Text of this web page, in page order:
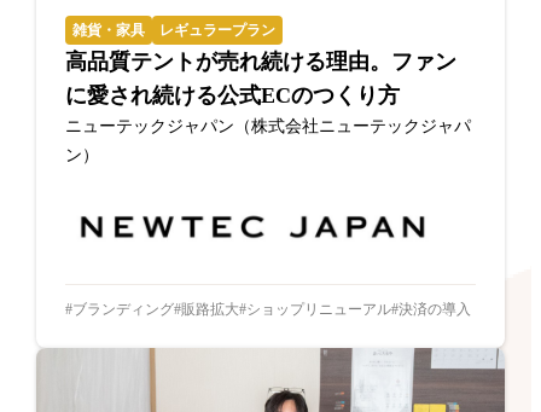
雑貨・家具 レギュラープラン
高品質テントが売れ続ける理由。ファン
に愛され続ける公式ECのつくり方
ニューテックジャパン（株式会社ニューテックジャパ
ン）
ブランディング 販路拡大 ショップリニューアル 決済の導入